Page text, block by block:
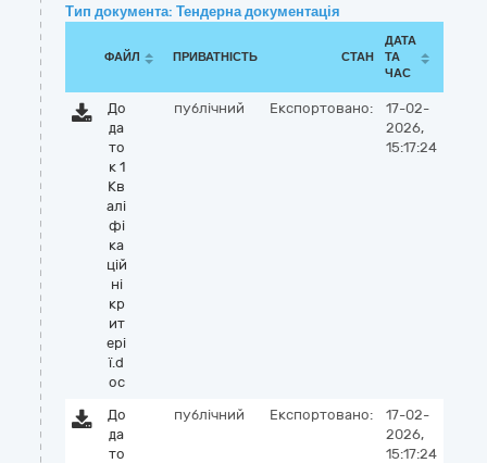
Тип документа: Тендерна документація
ФАЙЛ ПРИВАТНІСТЬ СТАН
ДАТА
ТА
ЧАС
До
да
то
к 1
Кв
алі
фі
ка
цій
ні
кр
ит
ері
ї.d
oc
публічний Експортовано:
17-02-
2026,
15:17:24
До
да
то
публічний Експортовано:
17-02-
2026,
15:17:24